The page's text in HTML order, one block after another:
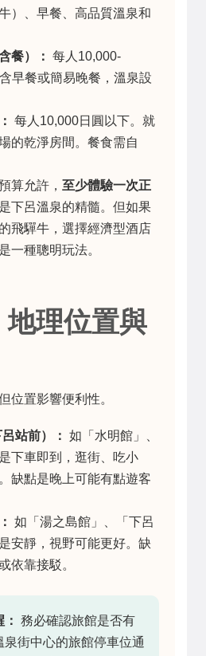
）、早餐、高品質溫泉和
餐）： 每人10,000-
早餐或簡易晚餐，溫泉設
每人10,000日圓以下。就
的乾淨房間。餐食需自
算允許， 至少體驗一次正
下呂溫泉的精髓。但如果
飛驒牛，選擇經濟型酒店
一種聰明玩法。
理位置與
位置影響便利性。
站前）： 如「水明館」、
下車即到，逛街、吃小
缺點是晚上可能有點遊客
如「湯之島館」、「下呂
安靜，視野可能更好。缺
依靠接駁。
務必確認旅館是否有
泉街中心的旅館停車位通